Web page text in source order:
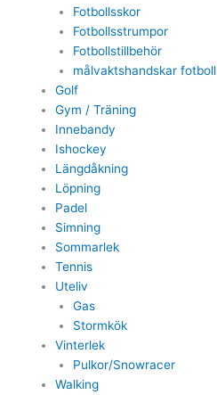
Fotbollsskor
Fotbollsstrumpor
Fotbollstillbehör
målvaktshandskar fotboll
Golf
Gym / Träning
Innebandy
Ishockey
Längdåkning
Löpning
Padel
Simning
Sommarlek
Tennis
Uteliv
Gas
Stormkök
Vinterlek
Pulkor/Snowracer
Walking